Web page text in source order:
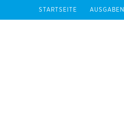
STARTSEITE AUSGABEN